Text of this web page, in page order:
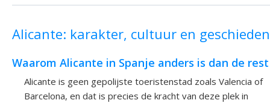
Alicante: karakter, cultuur en
Waarom Alicante in Spanje anders is dan de rest
Alicante is geen gepolijste toeristenstad zoals Valencia of
Barcelona, en dat is precies de kracht van deze plek in